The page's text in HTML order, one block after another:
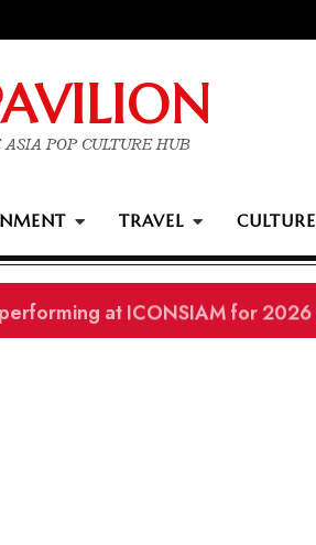
POP CULTURE HUB
TRAVEL CULTURE